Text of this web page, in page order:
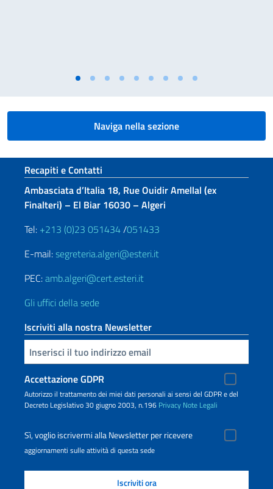
Naviga nella sezione
Sezione footer
Recapiti e Contatti
Ambasciata d’Italia 18, Rue Ouidir Amellal (ex
Finalteri) – El Biar 16030 – Algeri
Tel: +213 (0)23 051434/051433
E-mail:segreteria.algeri@esteri.it
PEC:amb.algeri@cert.esteri.it
Gli uffici della sede
Iscriviti alla nostra Newsletter
Inserisci la tua email
Accettazione GDPR
Autorizzo il trattamento dei miei dati personali ai sensi del GDPR e del
Decreto Legislativo 30 giugno 2003, n.196 Privacy Note Legali
Sì, voglio iscrivermi alla Newsletter per ricevere
aggiornamenti sulle attività di questa sede